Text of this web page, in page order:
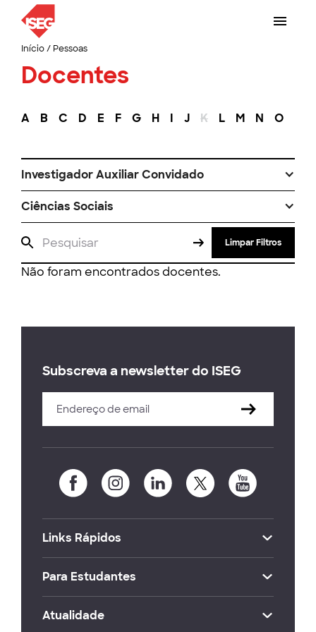
Início/ Pessoas
Docentes
A B C D E F G H I J K L M N O
Investigador Auxiliar Convidado
Ciências Sociais
Limpar Filtros
Não foram encontrados docentes.
Subscreva a newsletter do ISEG
Links Rápidos
Para Estudantes
Atualidade